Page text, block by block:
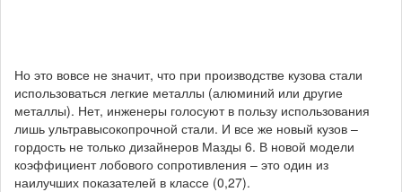
Но это вовсе не значит, что при производстве кузова стали
использоваться легкие металлы (алюминий или другие
металлы). Нет, инженеры голосуют в пользу использования
лишь ультравысокопрочной стали. И все же новый кузов –
гордость не только дизайнеров Мазды 6. В новой модели
коэффициент лобового сопротивления – это один из
наилучших показателей в классе (0,27).